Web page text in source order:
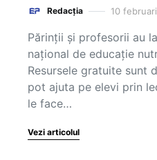
Redacția 10
Părinții și profesorii au
național de educație
Resursele gratuite sunt
pot ajuta pe elevi prin
le face…
Vezi articolul